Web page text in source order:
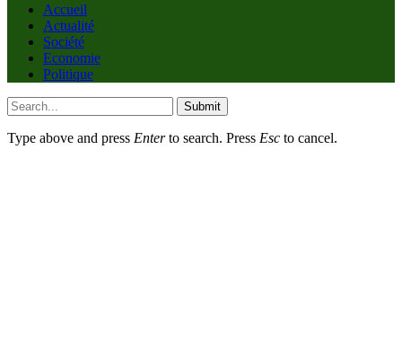
Accueil
Actualité
Société
Economie
Politique
Submit
Type above and press Enterto search. Press Esc to cancel.